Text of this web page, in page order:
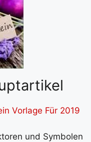
Vorlage Für 2019
und Symbolen